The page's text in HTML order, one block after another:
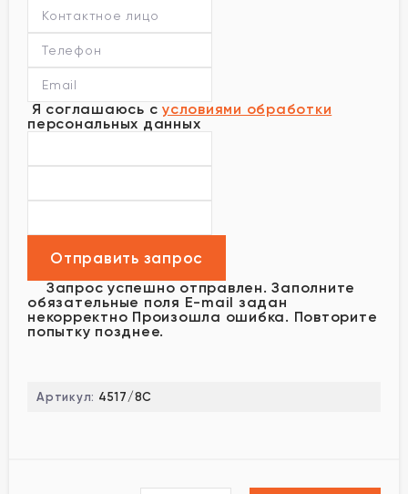
Я соглашаюсь с условиями обработки
персональных данных
Запрос успешно отправлен. Заполните
обязательные поля E-mail задан
некорректно Произошла ошибка. Повторите
попытку позднее.
Артикул: 4517/8C